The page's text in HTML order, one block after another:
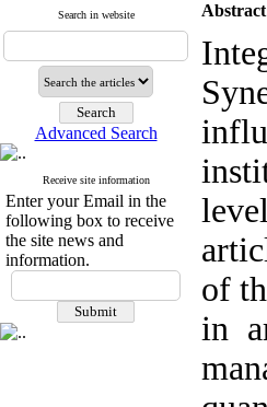
Search in website
Advanced Search
Receive site information
Enter your Email in the
following box to receive
the site news and
information.
of
in